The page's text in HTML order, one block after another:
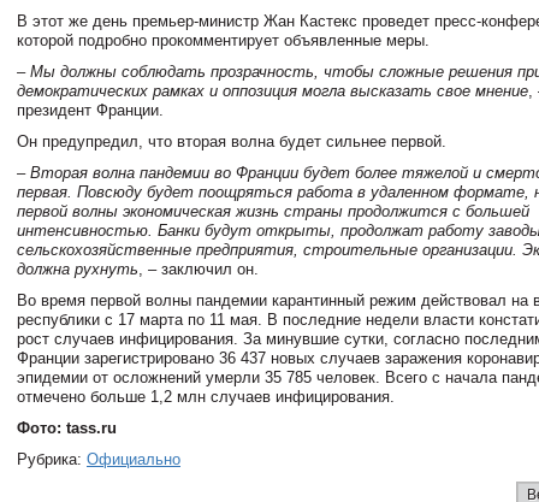
В этот же день премьер-министр Жан Кастекс проведет пресс-
которой подробно прокомментирует объявленные меры.
– Мы должны соблюдать прозрачность, чтобы сложные решения
демократических рамках и оппозиция могла высказать свое мнение
президент Франции.
Он предупредил, что вторая волна будет сильнее первой.
– Вторая волна пандемии во Франции будет более тяжелой и
первая. Повсюду будет поощряться работа в удаленном формате,
первой волны экономическая жизнь страны продолжится с большей
интенсивностью. Банки будут открыты, продолжат работу
сельскохозяйственные предприятия, строительные организации.
должна рухнуть , – заключил он.
Во время первой волны пандемии карантинный режим действовал на
республики с 17 марта по 11 мая. В последние недели власти
рост случаев инфицирования. За минувшие сутки, согласно
Франции зарегистрировано 36 437 новых случаев заражения
эпидемии от осложнений умерли 35 785 человек. Всего с начала
отмечено больше 1,2 млн случаев инфицирования.
Фото: tass.ru
Рубрика: Официально